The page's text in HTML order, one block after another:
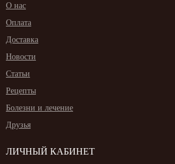
О нас
Оплата
Доставка
Новости
Статьи
Рецепты
Болезни и лечение
Друзья
ЛИЧНЫЙ КАБИНЕТ